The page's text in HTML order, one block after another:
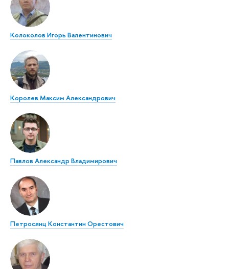
Колоколов Игорь Валентинович
Королев Максим Александрович
Павлов Александр Владимирович
Петросянц Константин Орестович